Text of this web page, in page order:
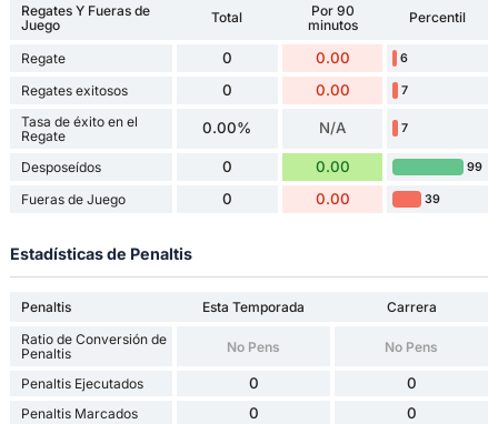
Regates Y Fueras de
Juego
Total
Por 90
minutos
Percentil
Regate 0 0.00 6
Regates exitosos 0 0.00 7
Tasa de éxito en el
Regate
0.00% N/A 7
Desposeídos 0 0.00 99
Fueras de Juego 0 0.00 39
Estadísticas de Penaltis
Penaltis Esta Temporada
Carrera
Ratio de Conversión de
Penaltis
No Pens No Pens
Penaltis Ejecutados 0 0
Penaltis Marcados 0 0